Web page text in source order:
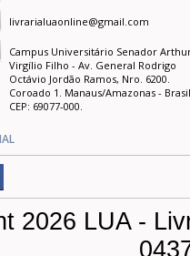
livrarialuaonline@gmail.com
Campus Universitário Senador
Virgílio Filho - Av. General Rodrigo
Octávio Jordão Ramos, Nro. 6200.
Coroado 1. Manaus/Amazonas -
CEP: 69077-000.
2026 LUA -